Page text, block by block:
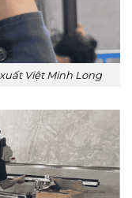
Việt Minh Long